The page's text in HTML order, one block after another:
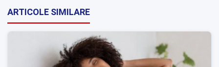
ARTICOLE SIMILARE